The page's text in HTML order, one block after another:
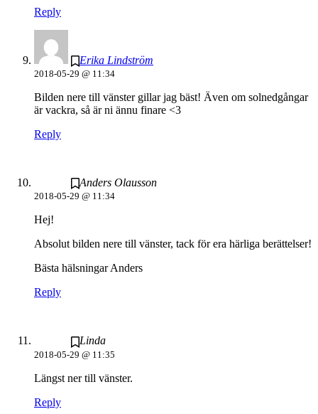
Reply
Erika Lindström
2018-05-29 @ 11:34
Bilden nere till vänster gillar jag bäst! Även om solnedgångar
är vackra, så är ni ännu finare <3
Reply
Anders Olausson
2018-05-29 @ 11:34
Hej!
Absolut bilden nere till vänster, tack för era härliga berättelser!
Bästa hälsningar Anders
Reply
Linda
2018-05-29 @ 11:35
Längst ner till vänster.
Reply